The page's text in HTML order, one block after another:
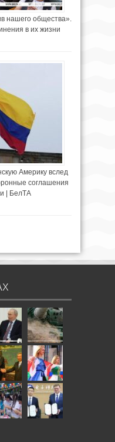
нашего общества».
в их жизни
Америку вслед
соглашения
| БелТА